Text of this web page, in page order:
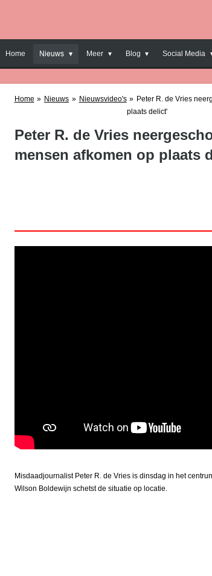
Home Nieuws Meer Blog Social Media
Home » Nieuws » Nieuwsvideo's » Peter R. de Vries
plaats delict'
Peter R. de Vries
mensen afkomen op plaats
Misdaadjournalist Peter R. de Vries is dinsdag in het
Wilson Boldewijn schetst de situatie op locatie.